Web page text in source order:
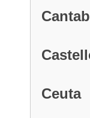
Ceuta